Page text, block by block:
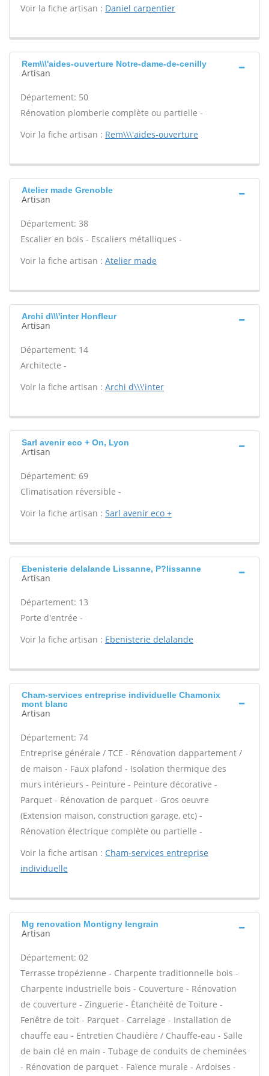
Voir la fiche artisan : Daniel carpentier
Rem\\\'aides-ouverture Notre-dame-de-cenilly
Artisan
Département: 50
Rénovation plomberie complète ou partielle -
Voir la fiche artisan : Rem\\\'aides-ouverture
Atelier made Grenoble
Artisan
Département: 38
Escalier en bois - Escaliers métalliques -
Voir la fiche artisan : Atelier made
Archi d\\\'inter Honfleur
Artisan
Département: 14
Architecte -
Voir la fiche artisan : Archi d\\\'inter
Sarl avenir eco + On, Lyon
Artisan
Département: 69
Climatisation réversible -
Voir la fiche artisan : Sarl avenir eco +
Ebenisterie delalande Lissanne, P?lissanne
Artisan
Département: 13
Porte d'entrée -
Voir la fiche artisan : Ebenisterie delalande
Cham-services entreprise individuelle Chamonix
mont blanc
Artisan
Département: 74
Entreprise générale / TCE - Rénovation dappartement /
de maison - Faux plafond - Isolation thermique des
murs intérieurs - Peinture - Peinture décorative -
Parquet - Rénovation de parquet - Gros oeuvre
(Extension maison, construction garage, etc) -
Rénovation électrique complète ou partielle -
Voir la fiche artisan : Cham-services entreprise
individuelle
Mg renovation Montigny lengrain
Artisan
Département: 02
Terrasse tropézienne - Charpente traditionnelle bois -
Charpente industrielle bois - Couverture - Rénovation
de couverture - Zinguerie - Étanchéité de Toiture -
Fenêtre de toit - Parquet - Carrelage - Installation de
chauffe eau - Entretien Chaudière / Chauffe-eau - Salle
de bain clé en main - Tubage de conduits de cheminées
- Rénovation de parquet - Faïence murale - Ardoises -